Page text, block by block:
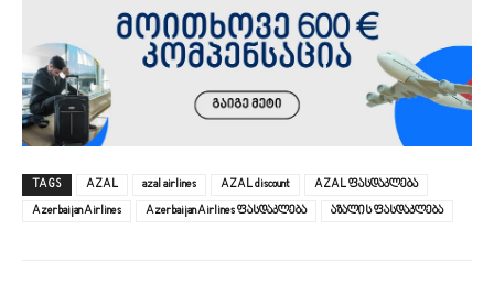
TAGS AZAL azal airlines AZAL discount
AZAL ფასდაკლება
Azerbaijan Airlines
Azerbaijan Airlines ფასდაკლება აზალის ფასდაკლება